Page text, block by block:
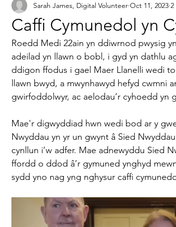
Caffi Cymunedol yn
Sarah James, Digital Volunteer Oct 11, 2023
Roedd Medi 22ain yn ddiwrnod pwysig
adeilad yn llawn o bobl, i gyd yn dathlu
ddigon ffodus i gael Maer Llanelli wedi
llawn bwyd, a mwynhawyd hefyd cwmni
gwirfoddolwyr, ac aelodau’r cyhoedd yn
Mae'r digwyddiad hwn wedi bod ar y
Nwyddau yn yr un gwynt â Sied
cynllun i’w adfer. Mae adnewyddu Sied
ffordd o ddod â’r gymuned ynghyd
sydd yno nag yng nghysur caffi